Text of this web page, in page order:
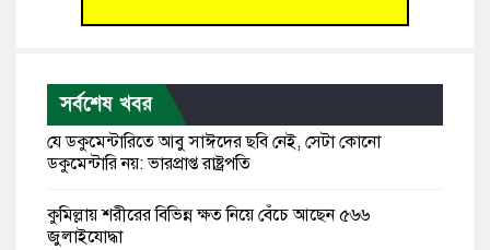
সর্বশেষ খবর
যে ডকুমেন্টারিতে আবু সাঈদের ছবি নেই, সেটা কোনো
ডকুমেন্টারি নয়: ভারপ্রাপ্ত রাষ্ট্রপতি
কুমিল্লায় শরীরের বিভিন্ন ক্ষত নিয়ে বেঁচে আছেন ৫৬৬
জুলাইযোদ্ধা